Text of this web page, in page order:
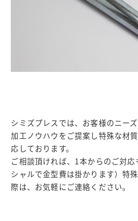
シミズプレスでは、お客様のニー
加工ノウハウをご提案し特殊な材
応しております。
ご相談頂ければ、1本からのご対応
シャルで金型費は掛かります）特
際は、お気軽にご連絡ください。